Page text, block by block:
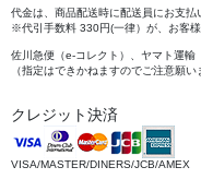
代金は、商品配送時に配送員にお支払
※代引手数料 330円(一律）が、お客様
佐川急便（e-コレクト）、ヤマト運輸
（指定はできかねますのでご注意願い
クレジット決済
VISA/MASTER/DINERS/JCB/AMEX